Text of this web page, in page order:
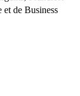
de Business